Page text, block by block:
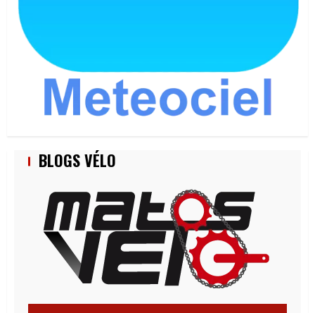
BLOGS VÉLO